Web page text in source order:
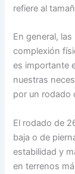
refiere al
En general,
complexión
es importante
nuestras
por un rodado
El rodado de
baja o de
estabilidad y
en terrenos